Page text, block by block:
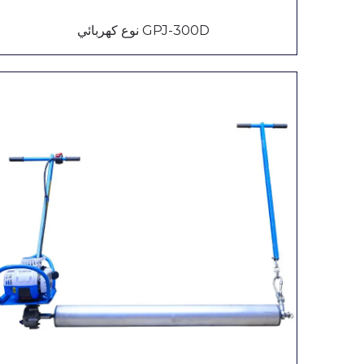
GPJ-300D نوع كهربائي